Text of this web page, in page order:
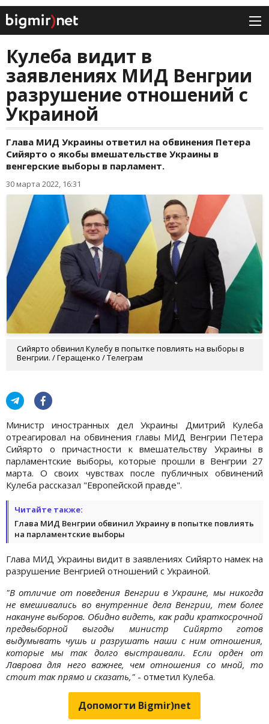
Кулеба видит в
заявлениях МИД Венгрии
разрушение отношений с
Украиной
Глава МИД Украины ответил на обвинения Петера
Сийярто о якобы вмешательстве Украины в
венгерские выборы в парламент.
30 марта 2022, 16:31
Сийярто обвинил Кулебу в попытке повлиять на выборы в
Венгрии. / Геращенко / Телеграм
Министр иностранных дел Украины Дмитрий Кулеба
отреагировал на обвинения главы МИД Венгрии Петера
Сийярто о причастности к вмешательству Украины в
парламентские выборы, которые прошли в Венгрии 27
марта. О своих чувствах после публичных обвинений
Кулеба рассказал "Европейской правде".
Читайте также:
Глава МИД Венгрии обвинил Украину в попытке повлиять
на парламентские выборы
Глава МИД Украины видит в заявлениях Сийярто намек на
разрушение Венгрией отношений с Украиной.
"В отличие от поведения Венгрии в Украине, мы никогда
не вмешивались во внутренние дела Венгрии, тем более
накануне выборов. Обидно видеть, как ради краткосрочной
предвыборной выгоды министр Сийярто готов
выдумывать чушь и разрушать наши с ним отношения,
которые мы так долго выстраивали. Если орден от
Лаврова для него важнее, чем отношения со мной, то
стоит так прямо и сказать," - отметил Кулеба.
Допомогти Bigmir)net